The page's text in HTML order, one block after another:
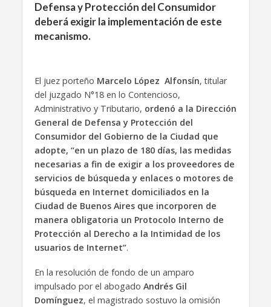
Defensa y Protección del Consumidor
deberá exigir la implementación de este
mecanismo.
El juez porteño Marcelo López Alfonsín, titular
del juzgado N°18 en lo Contencioso,
Administrativo y Tributario, ordenó a la Dirección
General de Defensa y Protección del
Consumidor del Gobierno de la Ciudad que
adopte, “en un plazo de 180 días, las medidas
necesarias a fin de exigir a los proveedores de
servicios de búsqueda y enlaces o motores de
búsqueda en Internet domiciliados en la
Ciudad de Buenos Aires que incorporen de
manera obligatoria un Protocolo Interno de
Protección al Derecho a la Intimidad de los
usuarios de Internet”.
En la resolución de fondo de un amparo
impulsado por el abogado Andrés Gil
Domínguez, el magistrado sostuvo la omisión